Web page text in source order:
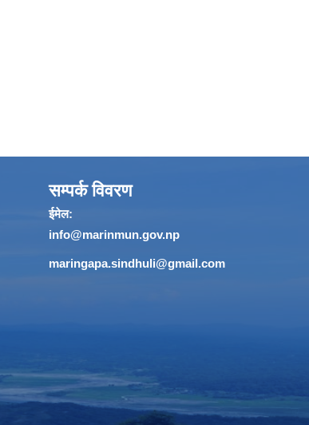
सम्पर्क विवरण
ईमेल:
info@marinmun.gov.np
maringapa.sindhuli@gmail.com